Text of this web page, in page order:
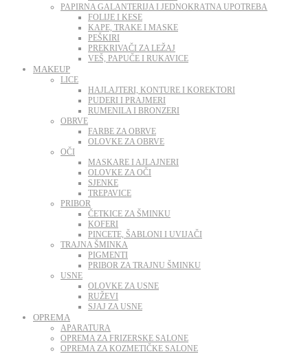
PAPIRNA GALANTERIJA I JEDNOKRATNA UPOTREBA
FOLIJE I KESE
KAPE, TRAKE I MASKE
PEŠKIRI
PREKRIVAČI ZA LEŽAJ
VEŠ, PAPUČE I RUKAVICE
MAKEUP
LICE
HAJLAJTERI, KONTURE I KOREKTORI
PUDERI I PRAJMERI
RUMENILA I BRONZERI
OBRVE
FARBE ZA OBRVE
OLOVKE ZA OBRVE
OČI
MASKARE I AJLAJNERI
OLOVKE ZA OČI
SJENKE
TREPAVICE
PRIBOR
ČETKICE ZA ŠMINKU
KOFERI
PINCETE, ŠABLONI I UVIJAČI
TRAJNA ŠMINKA
PIGMENTI
PRIBOR ZA TRAJNU ŠMINKU
USNE
OLOVKE ZA USNE
RUŽEVI
SJAJ ZA USNE
OPREMA
APARATURA
OPREMA ZA FRIZERSKE SALONE
OPREMA ZA KOZMETIČKE SALONE